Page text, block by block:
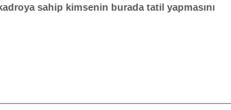
sahip kimsenin burada tatil yapmasını